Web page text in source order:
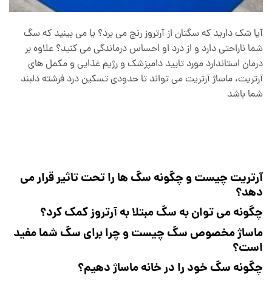
آیا شک دارید که سگتان از آرتروز رنج می برد؟ یا می بینید که سگ
شما ناراحتی دارد و از درد او احساس درماندگی می کنید؟ علاوه بر
درمان استاندارد مورد تایید دامپزشک و رژیم غذایی و مکمل های
آرتریت، ماساژ آرتریت می تواند تا حدودی تسکین درد فرشته دلبند
شما باشد
آرتریت چیست و چگونه سگ ها را تحت تاثیر قرار می
دهد؟
چگونه می توان به سگ مبتلا به آرتروز کمک کرد؟
ماساژ مخصوص سگ چیست و چرا برای سگ شما مفید
است؟
چگونه سگ خود را در خانه ماساژ دهیم؟